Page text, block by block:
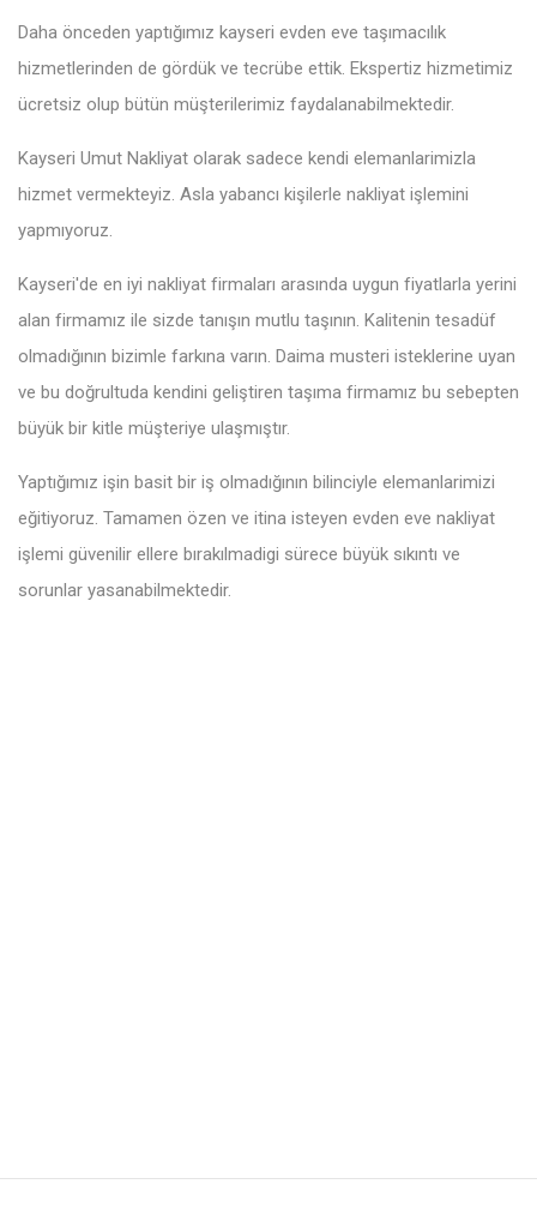
Daha önceden yaptığımız kayseri evden eve taşımacılık
hizmetlerinden de gördük ve tecrübe ettik. Ekspertiz hizmetimiz
ücretsiz olup bütün müşterilerimiz faydalanabilmektedir.
Kayseri Umut Nakliyat olarak sadece kendi elemanlarimizla
hizmet vermekteyiz. Asla yabancı kişilerle nakliyat işlemini
yapmıyoruz.
Kayseri'de en iyi nakliyat firmaları arasında uygun fiyatlarla yerini
alan firmamız ile sizde tanışın mutlu taşının. Kalitenin tesadüf
olmadığının bizimle farkına varın. Daima musteri isteklerine uyan
ve bu doğrultuda kendini geliştiren taşıma firmamız bu sebepten
büyük bir kitle müşteriye ulaşmıştır.
Yaptığımız işin basit bir iş olmadığının bilinciyle elemanlarimizi
eğitiyoruz. Tamamen özen ve itina isteyen evden eve nakliyat
işlemi güvenilir ellere bırakılmadigi sürece büyük sıkıntı ve
sorunlar yasanabilmektedir.